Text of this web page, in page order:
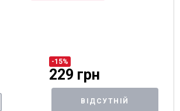
-15%
229 грн
ВІДСУТНІЙ